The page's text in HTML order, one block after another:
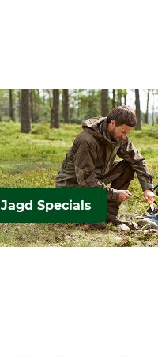
Jagd Specials